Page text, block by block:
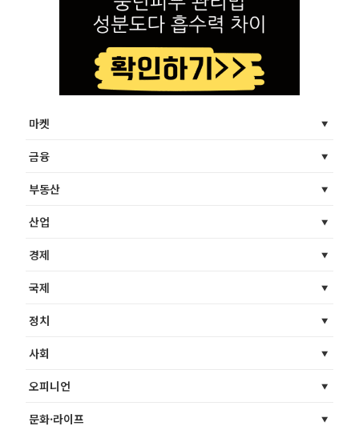
마켓
금융
부동산
산업
경제
국제
정치
사회
오피니언
문화·라이프